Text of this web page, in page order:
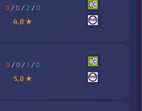
0 / 0 / 2 /0
4,8 ★
0 / 0 /1 /0
5,0 ★